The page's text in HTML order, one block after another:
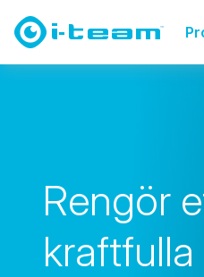
Rengör e
kraftfulla